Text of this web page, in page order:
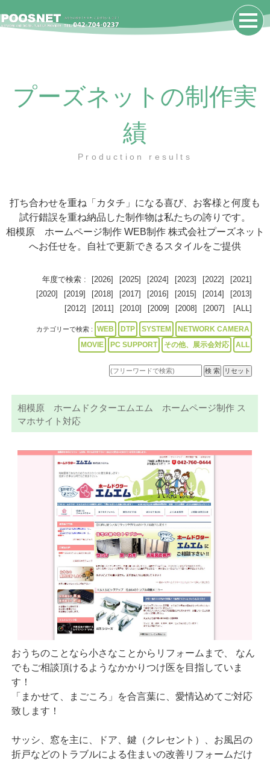
プーズネットの制作実
績
Production results
打ち合わせを重ね「カタチ」になる喜び、お客様と何度も
試行錯誤を重ね納品した制作物は私たちの誇りです。
相模原 ホームページ制作 WEB制作 株式会社プーズネット
へお任せを。自社で更新できるスタイルをご提供
年度で検索 : [2026] [2025] [2024] [2023] [2022]
[2021]
[2020]
[2019] [2018] [2017] [2016] [2015] [2014]
[2013]
[2012]
[2011] [2010] [2009] [2008] [2007] [ALL]
カテゴリーで検索 : WEB DTP SYSTEM
NETWORK CAMERA
MOVIE
PC SUPPORT その他、展示会対応 ALL
相模原 ホームドクターエムエム ホームページ制作 ス
マホサイト対応
おうちのことなら小さなことからリフォームまで、 なん
でもご相談頂けるようなかかりつけ医を目指していま
す！
「まかせて、まごころ」を合言葉に、愛情込めてご対応
致します！
サッシ、窓を主に、ドア、鍵（クレセント）、お風呂の
折戸などのトラブルによる住まいの改善リフォームだけ